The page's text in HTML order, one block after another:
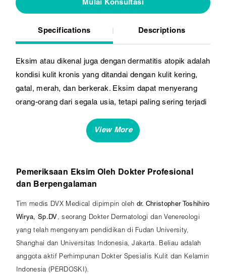
Mulai Konsultasi
Specifications Descriptions
Eksim atau dikenal juga dengan dermatitis atopik adalah
kondisi kulit kronis yang ditandai dengan kulit kering,
gatal, merah, dan berkerak. Eksim dapat menyerang
orang-orang dari segala usia, tetapi paling sering terjadi
mengganggu dan tidak nyaman. Kami menawarkan
berbagai layanan untuk membantu Anda mengatasi
Pemeriksaan Eksim Oleh Dokter Profesional
dan Berpengalaman
Tim medis DVX Medical dipimpin oleh dr. Christopher Toshihiro
Wirya, Sp.DV , seorang Dokter Dermatologi dan Venereologi
yang telah mengenyam pendidikan di Fudan University,
Shanghai dan Universitas Indonesia, Jakarta. Beliau adalah
anggota aktif Perhimpunan Dokter Spesialis Kulit dan Kelamin
Indonesia (PERDOSKI).